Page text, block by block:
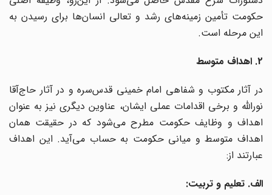
حکومت تأمین زمینه‌های رشد و تعالی انسان‌ها برای رسیدن به
این مرحله است.
در آثار مکتوب و شفاهی امام خمینی قدس‌سره و در آثار حاج‌آقا
نوراللّه و برخی اقدامات عملی ایشان، عناوین دیگری نیز به عنوان
اهداف و وظایف حکومت مطرح می‌شود که در حقیقت همان
اهداف متوسط و میانی حکومت به حساب می‌آید. این اهداف
عبارتند از:
الف. تعلیم و تربیت: